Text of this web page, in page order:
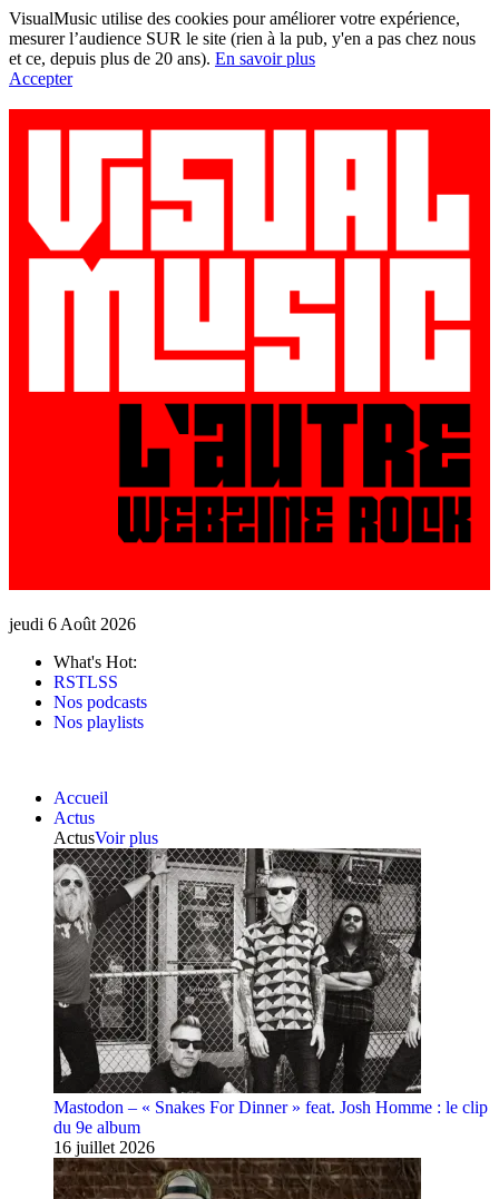
VisualMusic utilise des cookies pour améliorer votre expérience,
mesurer l’audience SUR le site (rien à la pub, y'en a pas chez nous
et ce, depuis plus de 20 ans). En savoir plus
Accepter
jeudi 6 Août 2026
What's Hot:
RSTLSS
Nos podcasts
Nos playlists
Accueil
Actus
ActusVoir plus
Mastodon – « Snakes For Dinner » feat. Josh Homme : le clip
du 9e album
16 juillet 2026